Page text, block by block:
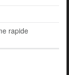
rapide